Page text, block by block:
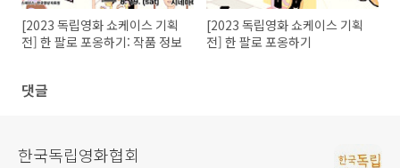
[2023 독립영화 쇼케이스 기획
전] 한 팔로 포옹하기: 작품 정보
[2023 독립영화 쇼케이스 기획
전] 한 팔로 포옹하기
댓글
한국독립영화협회